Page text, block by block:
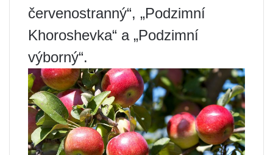
červenostranný“, „Podzimní
Khoroshevka“ a „Podzimní
výborný“.